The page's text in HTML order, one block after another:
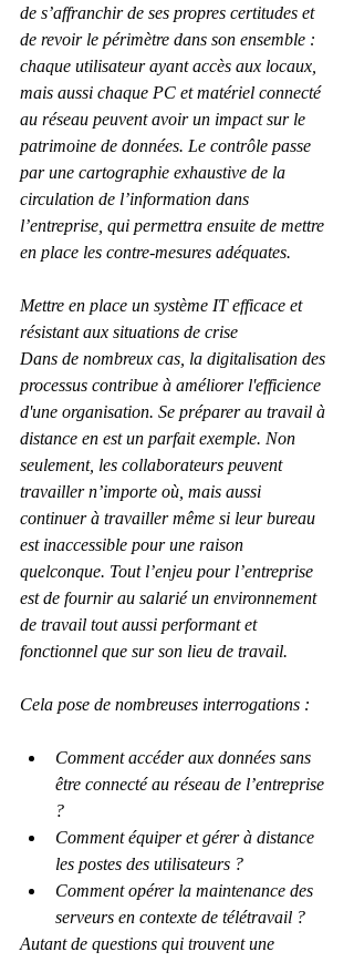
de s’affranchir de ses propres certitudes et
de revoir le périmètre dans son ensemble :
chaque utilisateur ayant accès aux locaux,
mais aussi chaque PC et matériel connecté
au réseau peuvent avoir un impact sur le
patrimoine de données. Le contrôle passe
par une cartographie exhaustive de la
circulation de l’information dans
l’entreprise, qui permettra ensuite de mettre
en place les contre-mesures adéquates.
Mettre en place un système IT efficace et
résistant aux situations de crise
Dans de nombreux cas, la digitalisation des
processus contribue à améliorer l'efficience
d'une organisation. Se préparer au travail à
distance en est un parfait exemple. Non
seulement, les collaborateurs peuvent
travailler n’importe où, mais aussi
continuer à travailler même si leur bureau
est inaccessible pour une raison
quelconque. Tout l’enjeu pour l’entreprise
est de fournir au salarié un environnement
de travail tout aussi performant et
fonctionnel que sur son lieu de travail.
Cela pose de nombreuses interrogations :
Comment accéder aux données sans
être connecté au réseau de l’entreprise
?
Comment équiper et gérer à distance
les postes des utilisateurs ?
Comment opérer la maintenance des
serveurs en contexte de télétravail ?
Autant de questions qui trouvent une